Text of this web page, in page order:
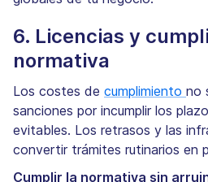
6. Licencias y
normativa
Los costes de cumplimiento no
sanciones por incumplir los
evitables. Los retrasos y las
convertir trámites rutinarios en
Cumplir la normativa sin